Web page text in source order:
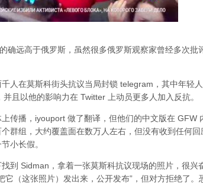
确远高于俄罗斯，虽然很多俄罗斯观察家曾经多次批
千人在莫斯科街头抗议当局封锁 telegram，其中年轻
且以他的影响力在 Twitter 上动员更多人加入反抗。
传播，iyouport 做了翻译，但他们的中文版在 GFW
群组，大约覆盖面在数万人左右，但没有收到任何
小长假。
到 Sidman，拿着一张莫斯科抗议现场的照片，很兴
它（这张照片）发出来，公开发布”，但对方拒绝了。